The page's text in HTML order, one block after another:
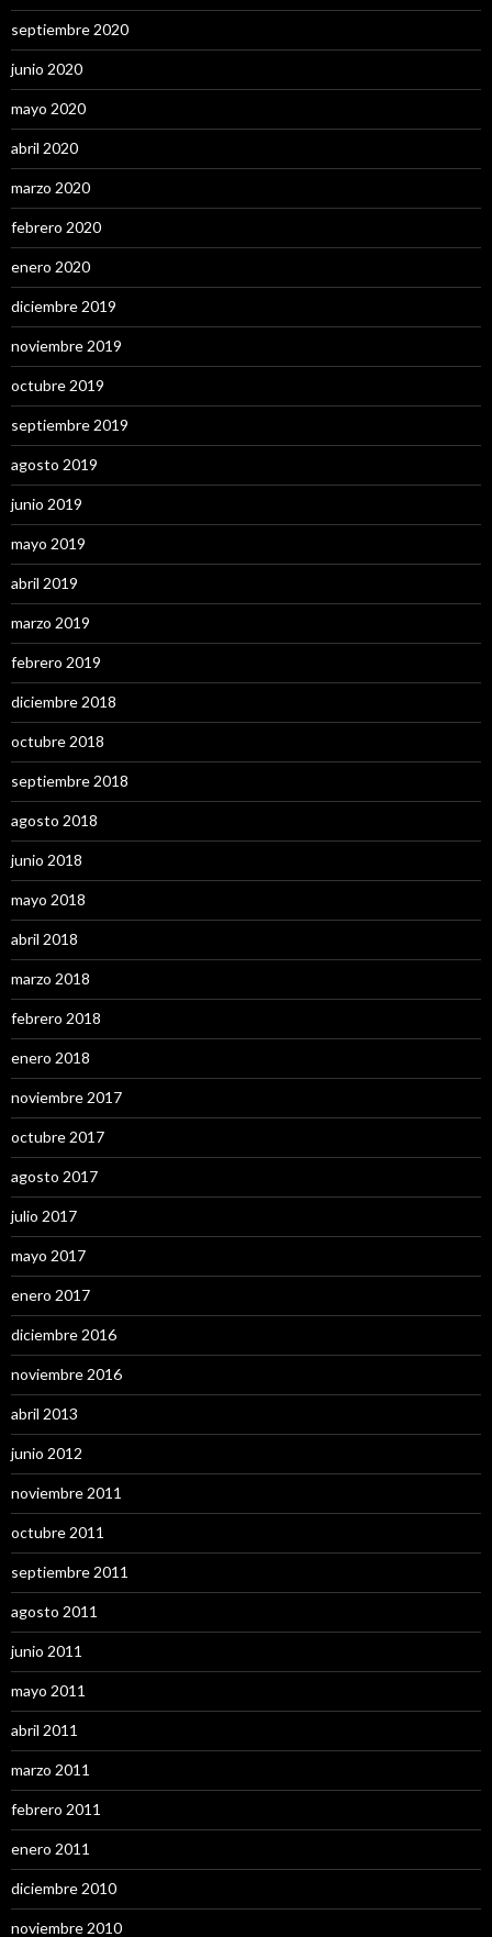
septiembre 2020
junio 2020
mayo 2020
abril 2020
marzo 2020
febrero 2020
enero 2020
diciembre 2019
noviembre 2019
octubre 2019
septiembre 2019
agosto 2019
junio 2019
mayo 2019
abril 2019
marzo 2019
febrero 2019
diciembre 2018
octubre 2018
septiembre 2018
agosto 2018
junio 2018
mayo 2018
abril 2018
marzo 2018
febrero 2018
enero 2018
noviembre 2017
octubre 2017
agosto 2017
julio 2017
mayo 2017
enero 2017
diciembre 2016
noviembre 2016
abril 2013
junio 2012
noviembre 2011
octubre 2011
septiembre 2011
agosto 2011
junio 2011
mayo 2011
abril 2011
marzo 2011
febrero 2011
enero 2011
diciembre 2010
noviembre 2010